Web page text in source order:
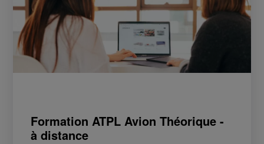
Formation ATPL Avion Théorique -
à distance